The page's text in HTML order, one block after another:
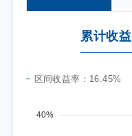
累计收益
区间收益率： 16.45%